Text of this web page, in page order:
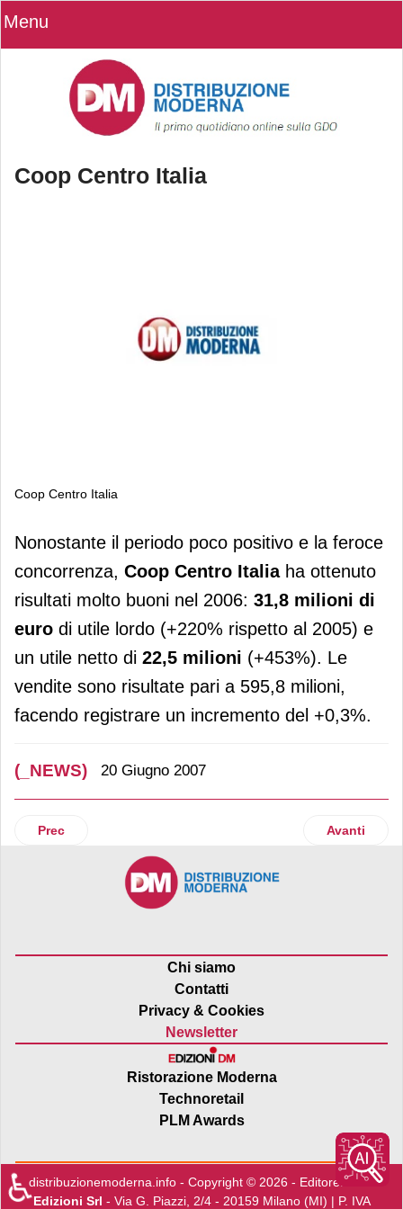
Menu
Coop Centro Italia
Coop Centro Italia
Coop Centro Italia
Nonostante il periodo poco positivo e la feroce
concorrenza, Coop Centro Italiaha ottenuto
risultati molto buoni nel 2006: 31,8 milioni di
euro di utile lordo (+220% rispetto al 2005) e
un utile netto di 22,5 milioni (+453%). Le
vendite sono risultate pari a 595,8 milioni,
facendo registrare un incremento del +0,3%.
(_NEWS) 20 Giugno 2007
Articolo precedente: Giappone
Prec Articolo
Avanti
Chi siamo
Contatti
Privacy & Cookies
Newsletter
Ristorazione Moderna
Technoretail
PLM Awards
distribuzionemoderna.info - Copyright © 2026 - Editore:Edra
Edizioni Srl - Via G. Piazzi, 2/4 - 20159 Milano (MI) | P. IVA